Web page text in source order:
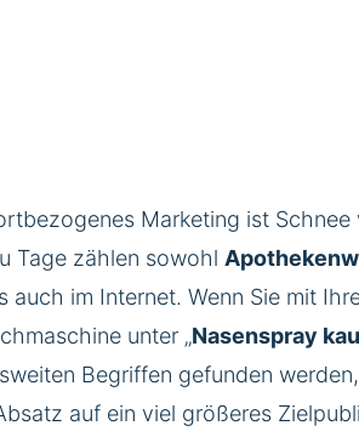
Marketing ist Schnee
Tage zählen sowohl
auch im Internet. Wenn Sie mit
unter „Nasenspray
Begriffen gefunden
auf ein viel größeres